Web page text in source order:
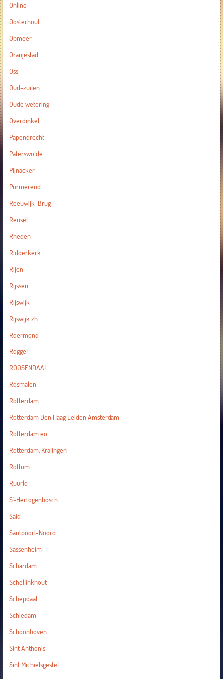
Online
Oosterhout
Opmeer
Oranjestad
Oss
Oud-zuilen
Oude wetering
Overdinkel
Papendrecht
Paterswolde
Pijnacker
Purmerend
Reeuwijk-Brug
Reusel
Rheden
Ridderkerk
Rijen
Rijssen
Rijswijk
Rijswijk zh
Roermond
Roggel
ROOSENDAAL
Rosmalen
Rotterdam
Rotterdam Den Haag Leiden Amsterdam
Rotterdam eo
Rotterdam, Kralingen
Rottum
Ruurlo
S'-Hertogenbosch
Said
Santpoort-Noord
Sassenheim
Schardam
Schellinkhout
Schepdaal
Schiedam
Schoonhoven
Sint Anthonis
Sint Michielsgestel